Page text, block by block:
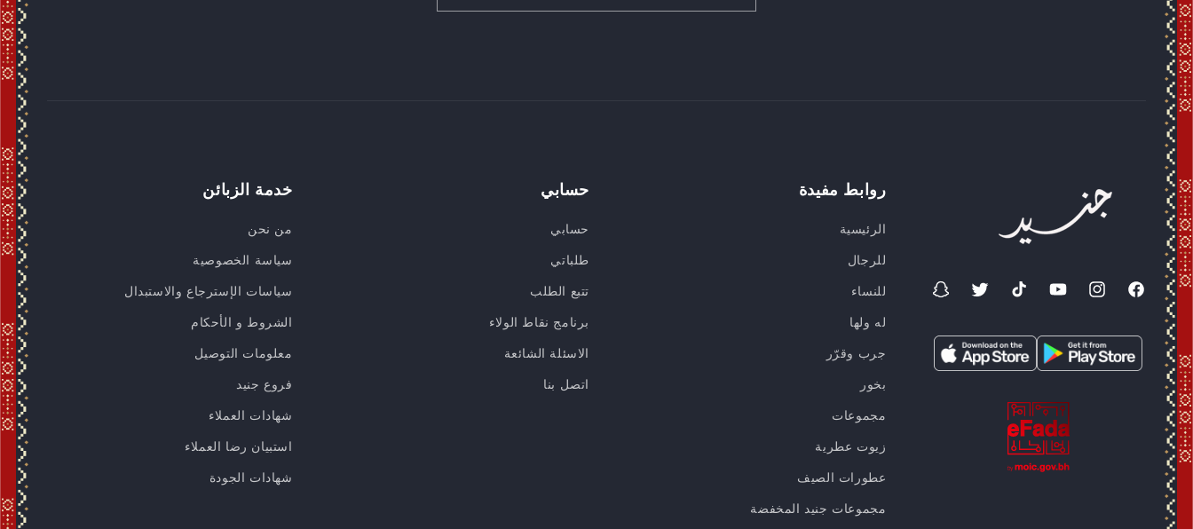
فيسبوكانستغرامموقع
تيك
تويتر
سناب
روابط مفيدة
الرئيسية
للرجال
للنساء
له ولها
جرب وقرّر
بخور
مجموعات
زيوت عطرية
عطورات الصيف
مجموعات جنيد المخفضة
حسابي
حسابي
طلباتي
تتبع الطلب
برنامج نقاط الولاء
الاسئلة الشائعة
اتصل بنا
خدمة الزبائن
من نحن
سياسة الخصوصية
سياسات الإسترجاع والاستبدال
الشروط و الأحكام
معلومات التوصيل
فروع جنيد
شهادات العملاء
استبيان رضا العملاء
شهادات الجودة